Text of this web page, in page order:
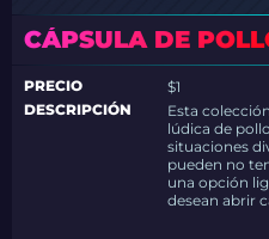
CÁPSULA DE
PRECIO
$1
DESCRIPCIÓN
Esta
lúdica de
situaciones
pueden no
una opción
desean abrir